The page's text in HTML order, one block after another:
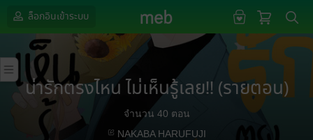
ล็อกอินเข้าระบบ
น่ารักตรงไหน ไม่เห็นรู้เลย!! (รายตอน)
จำนวน 40 ตอน
NAKABA HARUFUJI